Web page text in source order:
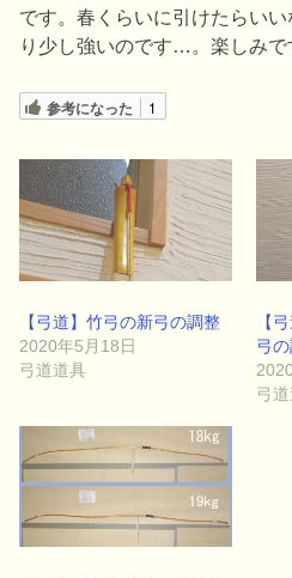
です。春くらいに引けたらい
り少し強いのです…。楽しみで
参考になった 1
【弓道】竹弓の新弓の調整
2020年5月18日
弓道道具
【
弓
弓